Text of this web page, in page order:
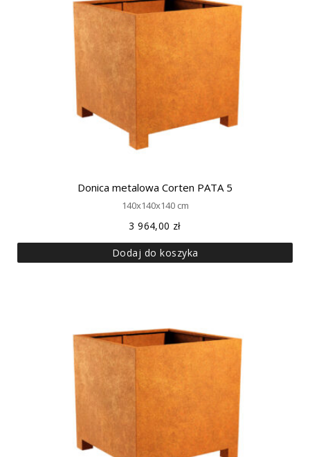
Donica metalowa Corten PATA 5
140x140x140 cm
3 964,00 zł
Dodaj do koszyka